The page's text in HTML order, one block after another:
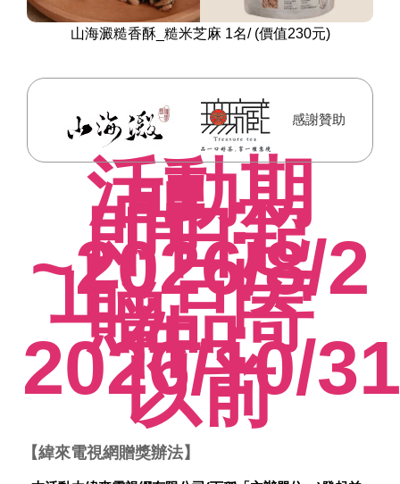
山海澱糙香酥_糙米芝麻 1名/ (價值230元)
感謝贊助
活動期
間：
即日起
~2026/8/2
止 ｜
贈品寄
件：
2026/10/31
以前
【緯來電視網贈獎辦法】